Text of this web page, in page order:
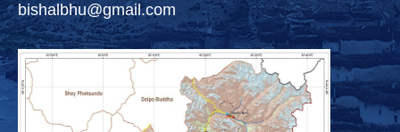
bishalbhu@gmail.com